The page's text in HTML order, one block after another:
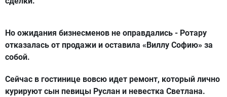
Но ожидания бизнесменов не оправдались - Ротару
отказалась от продажи и оставила «Виллу Софию» за
собой.
Сейчас в гостинице вовсю идет ремонт, который лично
курируют сын певицы Руслан и невестка Светлана.